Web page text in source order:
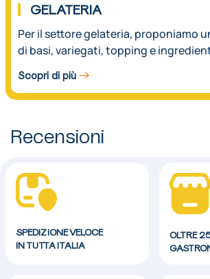
GELATERIA
Per il settore gelateria, proponiamo
di basi, variegati, topping e
Scopri di più
Recensioni
SPEDIZIONE VELOCE
IN TUTTA ITALIA
OLTRE